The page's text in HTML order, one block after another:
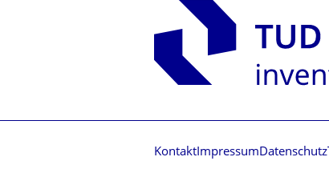
KontaktImpressumDatenschutz